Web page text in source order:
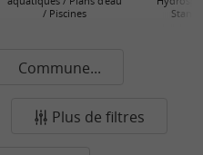
/ Piscines
Stand
Commune...
Plus de filtres